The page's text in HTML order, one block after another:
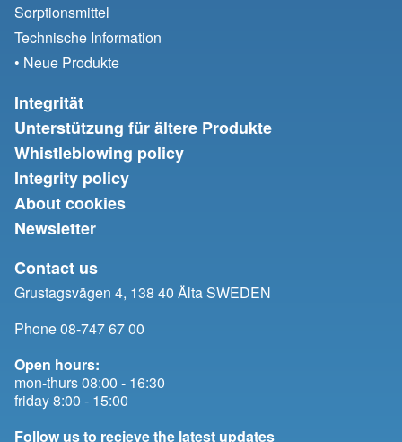
Sorptionsmittel
Technische Information
• Neue Produkte
Integrität
Unterstützung für ältere Produkte
Whistleblowing policy
Integrity policy
About cookies
Newsletter
Contact us
Grustagsvägen 4, 138 40 Älta SWEDEN
Phone 08-747 67 00
Open hours:
mon-thurs 08:00 - 16:30
friday 8:00 - 15:00
Follow us to recieve the latest updates